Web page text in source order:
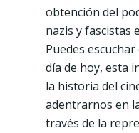
obtención del
nazis y fascistas
Puedes
día de hoy, esta
la historia del
adentrarnos en
través de la